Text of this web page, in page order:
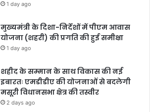
1 day ago
मुख्यमंत्री के दिशा-निर्देशों में पीएम आवास
योजना (शहरी) की प्रगति की हुई समीक्षा
1 day ago
शहीद के सम्मान के साथ विकास की नई
इबारतः एमडीडीए की योजनाओं से बदलेगी
मसूरी विधानसभा क्षेत्र की तस्वीर
2 days ago